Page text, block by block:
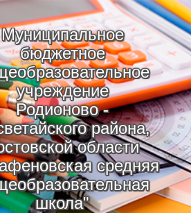
Муниципальное
бюджетное
учреждение
Родионово -
района,
области
средняя
школа"